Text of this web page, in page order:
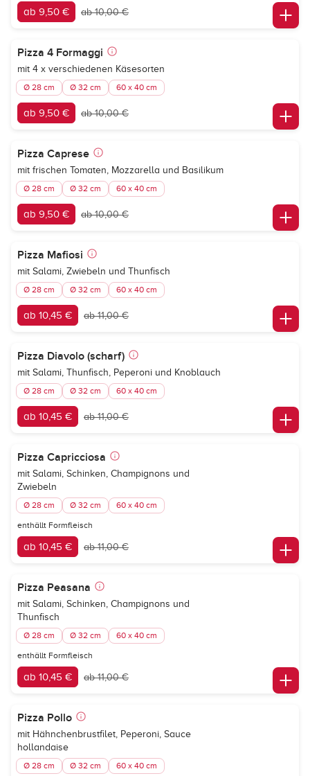
ab 9,50 € ab 10,00 €
Pizza 4 Formaggi
mit 4 x verschiedenen Käsesorten
Ø 28 cm Ø 32 cm 60 x 40 cm
ab 9,50 € ab 10,00 €
Pizza Caprese
mit frischen Tomaten, Mozzarella und Basilikum
Ø 28 cm Ø 32 cm 60 x 40 cm
ab 9,50 € ab 10,00 €
Pizza Mafiosi
mit Salami, Zwiebeln und Thunfisch
Ø 28 cm Ø 32 cm 60 x 40 cm
ab 10,45 € ab 11,00 €
Pizza Diavolo (scharf)
mit Salami, Thunfisch, Peperoni und Knoblauch
Ø 28 cm Ø 32 cm 60 x 40 cm
ab 10,45 € ab 11,00 €
Pizza Capricciosa
mit Salami, Schinken, Champignons und
Zwiebeln
Ø 28 cm Ø 32 cm 60 x 40 cm
enthällt Formfleisch
ab 10,45 € ab 11,00 €
Pizza Peasana
mit Salami, Schinken, Champignons und
Thunfisch
Ø 28 cm Ø 32 cm 60 x 40 cm
enthällt Formfleisch
ab 10,45 € ab 11,00 €
Pizza Pollo
mit Hähnchenbrustfilet, Peperoni, Sauce
hollandaise
Ø 28 cm Ø 32 cm 60 x 40 cm